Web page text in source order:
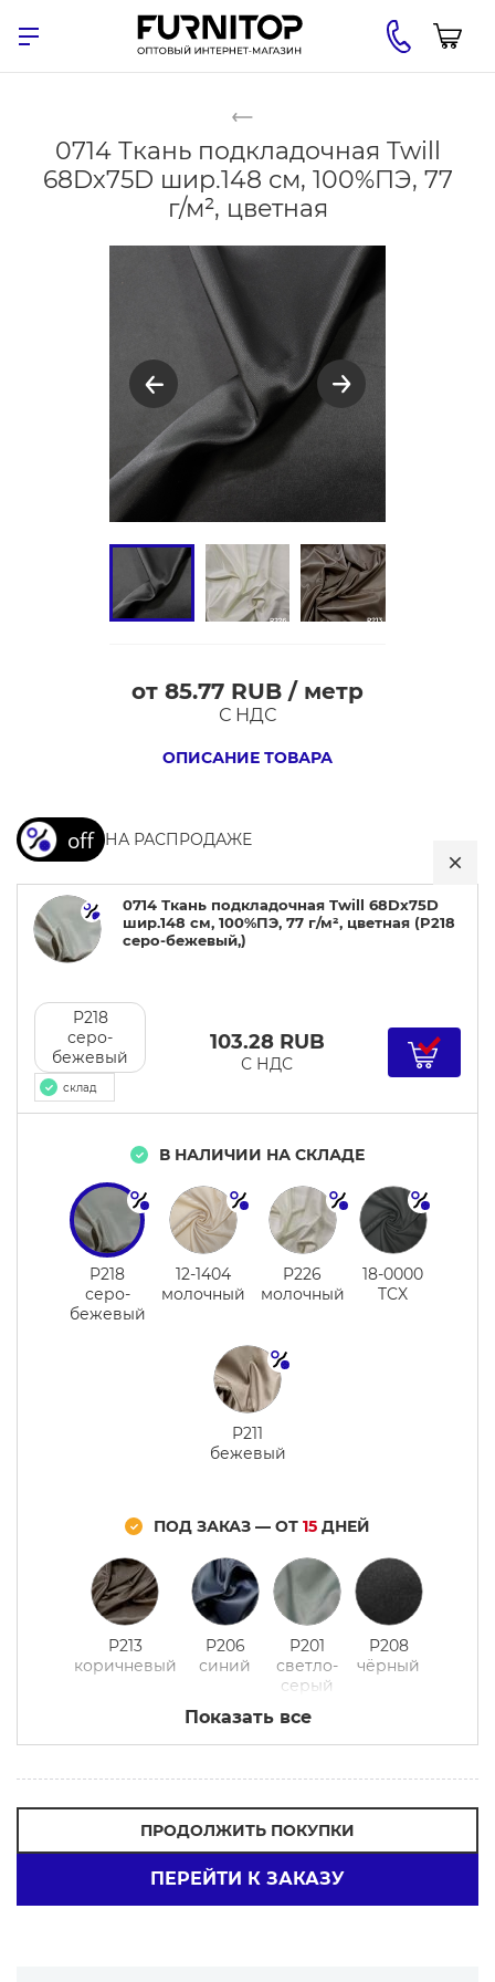
0714 Ткань подкладочная Twill
68Dх75D шир.148 см, 100%ПЭ, 77
г/м², цветная
подкладочная
68Dх75D
шир.148
100%ПЭ,
77
г/
цветная
от 85.77 RUB / метр
С НДС
ОПИСАНИЕ ТОВАРА
НА РАСПРОДАЖЕ
0714 Ткань подкладочная Twill 68Dх75D
шир.148 см, 100%ПЭ, 77 г/м², цветная (P218
серо-бежевый,)
P218
серо-
бежевый
склад
103.28 RUB
С НДС
В НАЛИЧИИ НА СКЛАДЕ
P218
серо-
бежевый
12-1404
молочный
P226
молочный
18-0000
TCX
P211
бежевый
ПОД ЗАКАЗ — ОТ 15 ДНЕЙ
P213
коричневый
P206
синий
P201
светло-
серый
P208
чёрный
Показать все
ПРОДОЛЖИТЬ ПОКУПКИ
ПЕРЕЙТИ К ЗАКАЗУ